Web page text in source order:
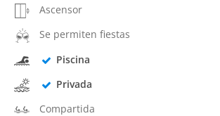
Ascensor
Se permiten fiestas
Piscina
Privada
Compartida